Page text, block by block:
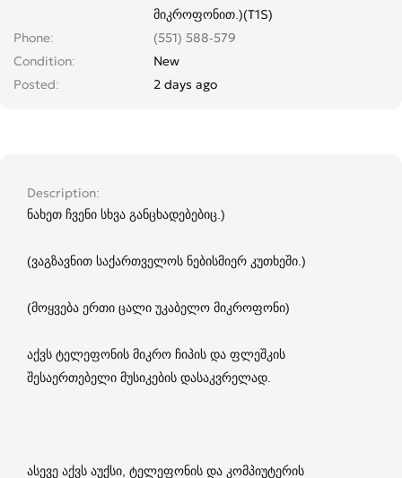
მიკროფონით.)(T1S)
Phone
(551) 588-579
Condition
New
Posted
2 days ago
Description
ნახეთ ჩვენი სხვა განცხადებებიც.)
(ვაგზავნით საქართველოს ნებისმიერ კუთხეში.)
(მოყვება ერთი ცალი უკაბელო მიკროფონი)
აქვს ტელეფონის მიკრო ჩიპის და ფლეშკის
შესაერთებელი მუსიკების დასაკვრელად.
ასევე აქვს აუქსი, ტელეფონის და კომპიუტერის